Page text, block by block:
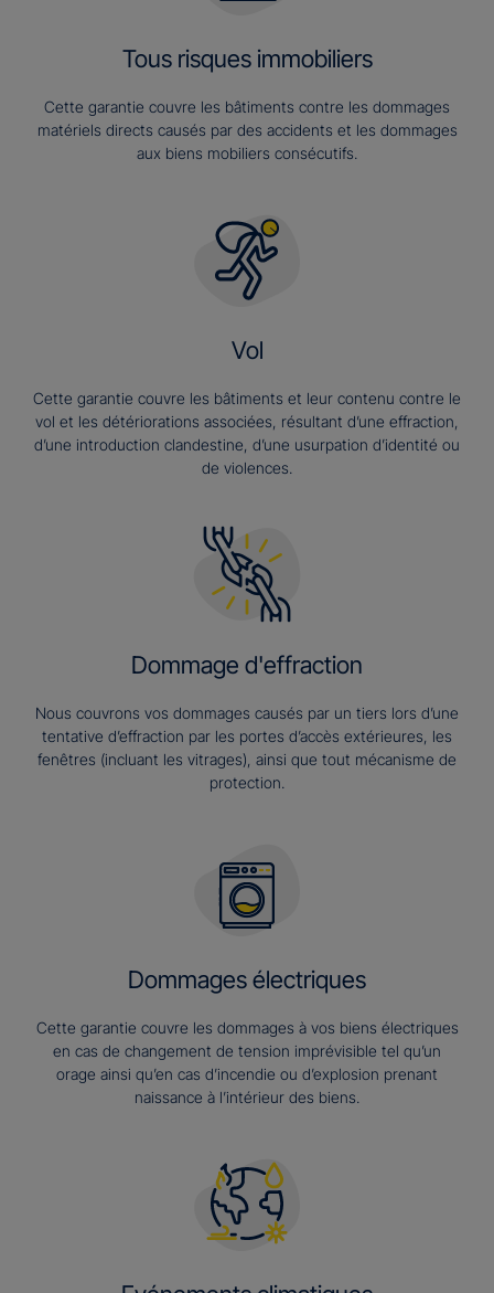
Tous risques immobiliers
Cette garantie couvre les bâtiments contre les dommages
matériels directs causés par des accidents et les dommages
aux biens mobiliers consécutifs.
Vol
Cette garantie couvre les bâtiments et leur contenu contre le
vol et les détériorations associées, résultant d’une effraction,
d’une introduction clandestine, d’une usurpation d’identité ou
de violences.
Dommage d'effraction
Nous couvrons vos dommages causés par un tiers lors d’une
tentative d’effraction par les portes d’accès extérieures, les
fenêtres (incluant les vitrages), ainsi que tout mécanisme de
protection.
Dommages électriques
Cette garantie couvre les dommages à vos biens électriques
en cas de changement de tension imprévisible tel qu’un
orage ainsi qu’en cas d’incendie ou d’explosion prenant
naissance à l’intérieur des biens.